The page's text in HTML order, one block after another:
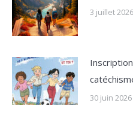
3 juillet 2026
30 juin 2026